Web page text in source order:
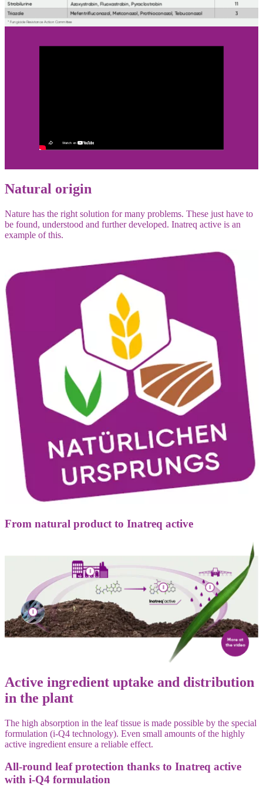
Natural origin
Nature has the right solution for many problems. These just have to
be found, understood and further developed. Inatreq active is an
example of this.
From natural product to Inatreq active
Active ingredient uptake and distribution
in the plant
The high absorption in the leaf tissue is made possible by the special
formulation (i-Q4 technology). Even small amounts of the highly
active ingredient ensure a reliable effect.
All-round leaf protection thanks to Inatreq active
with i-Q4 formulation